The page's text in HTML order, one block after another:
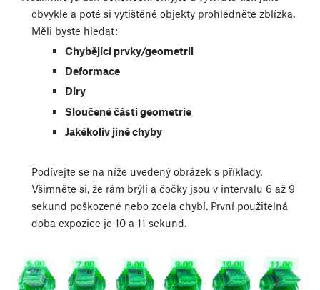
obvykle a poté si vytištěné objekty prohlédněte zblízka.
Měli byste hledat:
Chybějící prvky/geometrii
Deformace
Díry
Sloučené části geometrie
Jakékoliv jiné chyby
Podívejte se na níže uvedený obrázek s příklady.
Všimněte si, že rám brýlí a čočky jsou v intervalu 6 až 9
sekund poškozené nebo zcela chybí. První použitelná
doba expozice je 10 a 11 sekund.